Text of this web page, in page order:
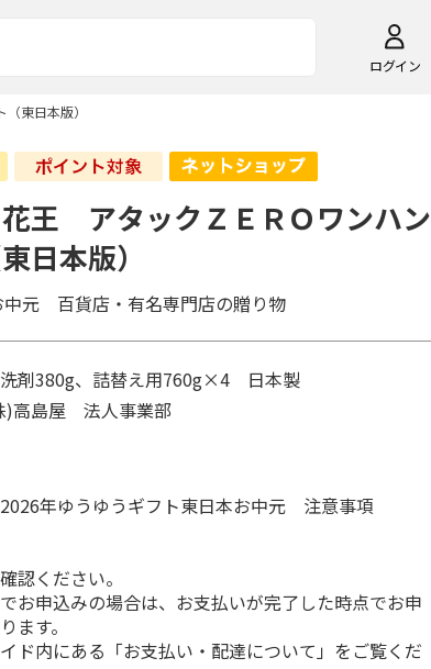
ログイン
東日本版）
王 アタックＺＥＲＯワンハン
日本版）
中元 百貨店・有名専門店の贈り物
剤380g、詰替え用760g×4 日本製
)高島屋 法人事業部
年ゆうゆうギフト東日本お中元 注意事項
認ください。
お申込みの場合は、お支払いが完了した時点でお申
ます。
ド内にある「お支払い・配達について」をご覧くだ